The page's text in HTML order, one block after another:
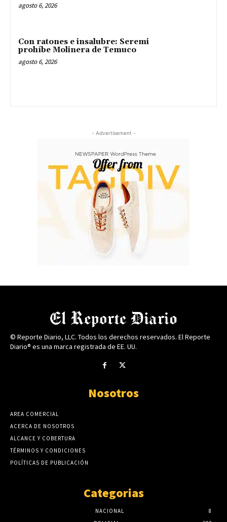
agosto 6, 2026
Con ratones e insalubre: Seremi
prohíbe Molinera de Temuco
agosto 6, 2026
- Advertisement -
© Reporte Diario, LLC. Todos los derechos reservados. El Reporte
Diario® es una marca registrada de EE. UU.
Nosotros
AREA COMERCIAL
ACERCA DE NOSOTROS
ALCANCE Y COBERTURA
TÉRMINOS Y CONDICIONES
POLÍTICAS DE PUBLICACIÓN
Categorias
NACIONAL
8